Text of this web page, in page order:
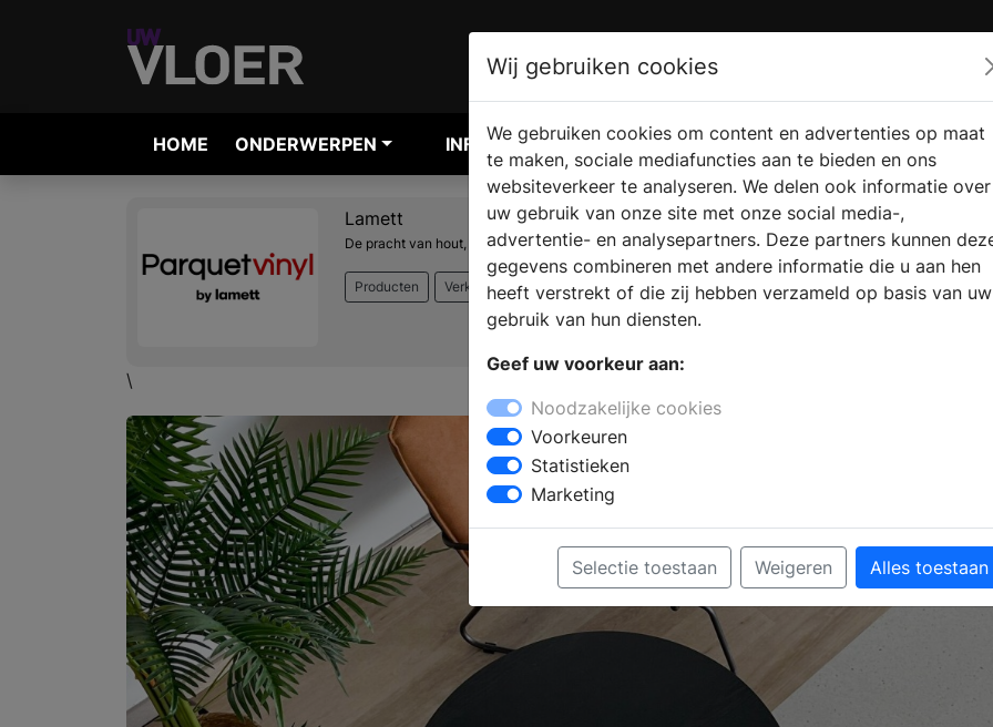
HOME ONDERWERPEN INFORMATIE AANVRAGEN VERKOOPLOCATIE VINDEN
Lamett
De pracht van hout, het gemak van PVC
Producten Verkooppunten Brochures Ga naar de website
\
Wij gebruiken cookies
We gebruiken cookies om content en advertenties op maat
te maken, sociale mediafuncties aan te bieden en ons
websiteverkeer te analyseren. We delen ook informatie over
uw gebruik van onze site met onze social media-,
advertentie- en analysepartners. Deze partners kunnen
gegevens combineren met andere informatie die u aan hen
heeft verstrekt of die zij hebben verzameld op basis van uw
gebruik van hun diensten.
Geef uw voorkeur aan:
Noodzakelijke cookies
Voorkeuren
Statistieken
Marketing
Selectie toestaan Weigeren Alles toestaan